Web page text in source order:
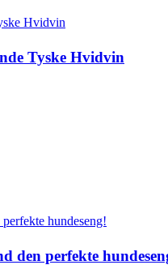
Tyske Hvidvin
den perfekte